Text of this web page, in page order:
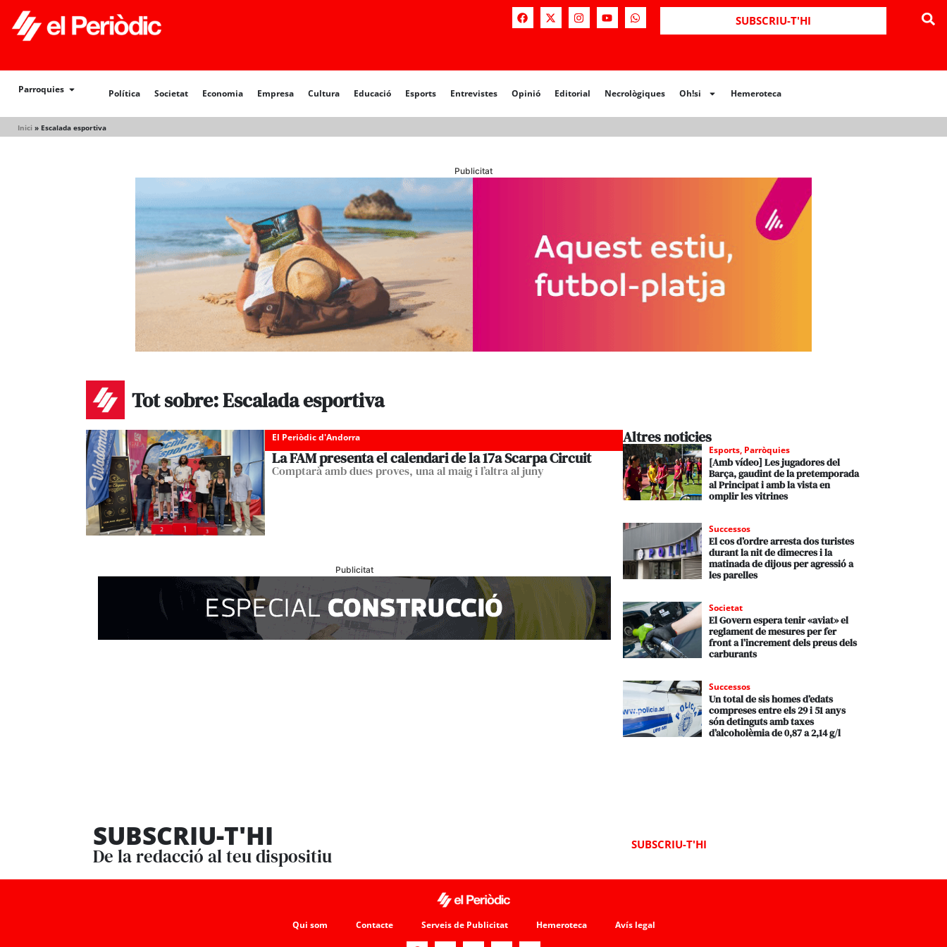
SUBSCRIU-T'HI
Parroquies Política Societat Economia Empresa Cultura Educació Esports Entrevistes Opinió Editorial Necrològiques Oh!si Hemeroteca
Inici » Escalada esportiva
Política Societat Opinió Editorial Necrològiques Hemeroteca
Publicitat
Tot sobre: Escalada esportiva
El Periòdic d'Andorra
La FAM presenta el calendari de la 17a Scarpa Circuit
Comptarà amb dues proves, una al maig i l’altra al juny
Publicitat
Altres noticies
Esports, Parròquies
[Amb vídeo] Les jugadores del
Barça, gaudint de la pretemporada
al Principat i amb la vista en
omplir les vitrines
Successos
El cos d’ordre arresta dos turistes
durant la nit de dimecres i la
matinada de dijous per agressió a
les parelles
Societat
El Govern espera tenir «aviat» el
reglament de mesures per fer
front a l’increment dels preus dels
carburants
Successos
Un total de sis homes d’edats
compreses entre els 29 i 51 anys
són detinguts amb taxes
d’alcoholèmia de 0,87 a 2,14 g/l
SUBSCRIU-T'HI
De la redacció al teu dispositiu
SUBSCRIU-T'HI
Qui som Contacte Serveis de Publicitat Hemeroteca Avís legal